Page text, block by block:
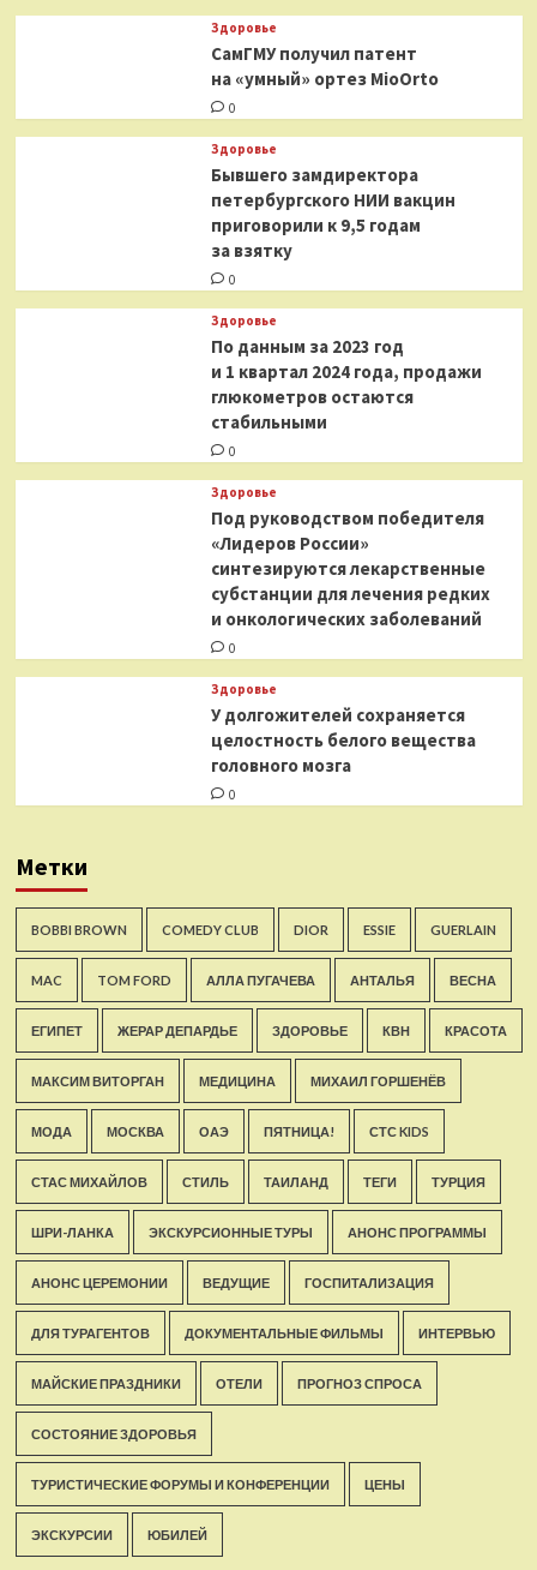
Здоровье
СамГМУ получил патент
на «умный» ортез MioOrto
0
Здоровье
Бывшего замдиректора
петербургского НИИ вакцин
приговорили к 9,5 годам
за взятку
0
Здоровье
По данным за 2023 год
и 1 квартал 2024 года, продажи
глюкометров остаются
стабильными
0
Здоровье
Под руководством победителя
«Лидеров России»
синтезируются лекарственные
субстанции для лечения редких
и онкологических заболеваний
0
Здоровье
У долгожителей сохраняется
целостность белого вещества
головного мозга
0
Метки
BOBBI BROWN COMEDY CLUB DIOR ESSIE GUERLAIN
MAC TOM FORD АЛЛА ПУГАЧЕВА АНТАЛЬЯ ВЕСНА
ЕГИПЕТ ЖЕРАР ДЕПАРДЬЕ ЗДОРОВЬЕ КВН КРАСОТА
МАКСИМ ВИТОРГАН МЕДИЦИНА МИХАИЛ ГОРШЕНЁВ
МОДА МОСКВА ОАЭ ПЯТНИЦА! СТС KIDS
СТАС МИХАЙЛОВ СТИЛЬ ТАИЛАНД ТЕГИ ТУРЦИЯ
ШРИ-ЛАНКА ЭКСКУРСИОННЫЕ ТУРЫ АНОНС ПРОГРАММЫ
АНОНС ЦЕРЕМОНИИ ВЕДУЩИЕ ГОСПИТАЛИЗАЦИЯ
ДЛЯ ТУРАГЕНТОВ ДОКУМЕНТАЛЬНЫЕ ФИЛЬМЫ ИНТЕРВЬЮ
МАЙСКИЕ ПРАЗДНИКИ ОТЕЛИ ПРОГНОЗ СПРОСА
СОСТОЯНИЕ ЗДОРОВЬЯ
ТУРИСТИЧЕСКИЕ ФОРУМЫ И КОНФЕРЕНЦИИ ЦЕНЫ
ЭКСКУРСИИ ЮБИЛЕЙ